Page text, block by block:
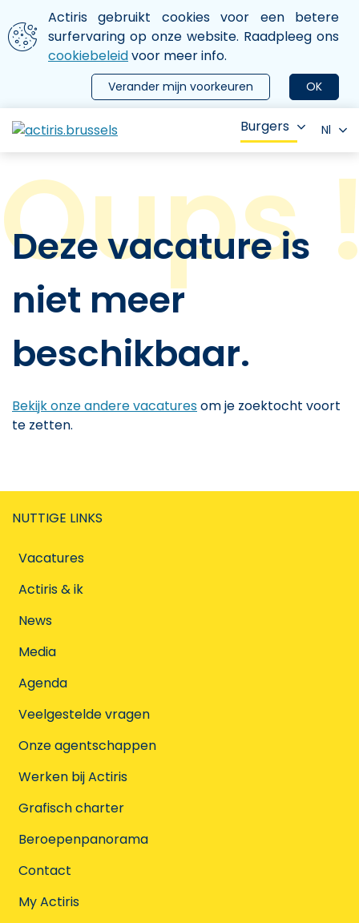
Aller au contenu principal
We gebruiken cookies
Actiris gebruikt cookies voor een betere
surfervaring op onze website. Raadpleeg ons
cookiebeleidvoor meer info.
OK
Verander mijn voorkeuren
le menu
Burgers Nl
Deze vacature is
niet meer
beschikbaar.
Bekijk onze andere vacaturesom je zoektocht voort
te zetten.
NUTTIGE LINKS
Vacatures
Actiris & ik
News
Media
Agenda
Veelgestelde vragen
Onze agentschappen
Werken bij Actiris
Grafisch charter
Beroepenpanorama
Contact
My Actiris